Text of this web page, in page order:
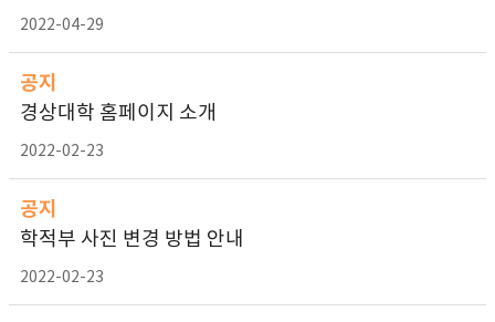
2022-04-29
공지
경상대학 홈페이지 소개
2022-02-23
공지
학적부 사진 변경 방법 안내
2022-02-23